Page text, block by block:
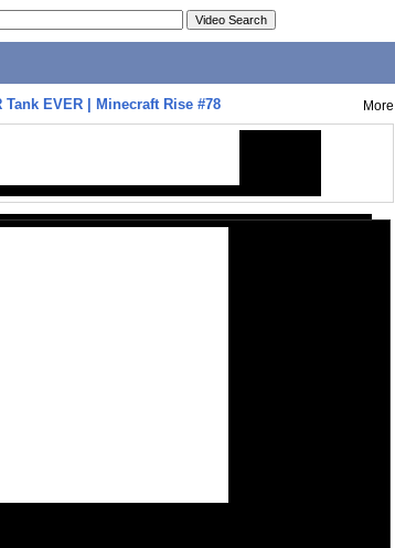
Tank EVER | Minecraft Rise #78 More